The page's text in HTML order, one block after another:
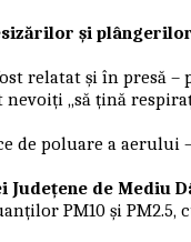
și
relatat și în presă –
„să țină
de poluare a aerului
Județene de Mediu
PM10 și PM2.5,